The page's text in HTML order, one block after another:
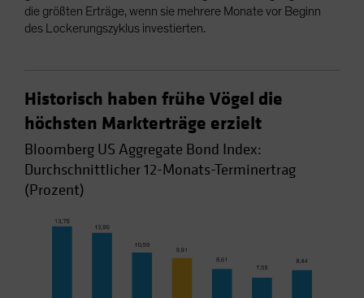
die größten Erträge, wenn sie mehrere Monate vor Beginn
des Lockerungszyklus investierten.
Historisch haben frühe Vögel die
höchsten Markterträge erzielt
Bloomberg US Aggregate Bond Index:
Durchschnittlicher 12-Monats-Terminertrag
(Prozent)